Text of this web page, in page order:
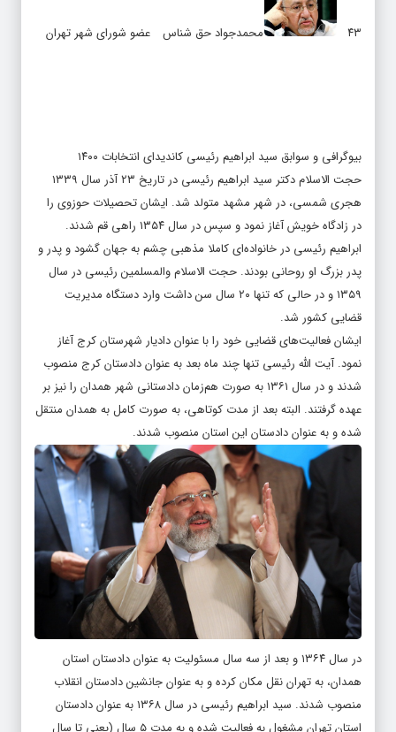
۴۳ محمدجواد حق شناس عضو شورای شهر تهران
بیوگرافی و سوابق سید ابراهیم رئیسی کاندیدای انتخابات ۱۴۰۰
حجت الاسلام دکتر سید ابراهیم رئیسی در تاریخ ۲۳ آذر سال ۱۳۳۹
هجری شمسی، در شهر مشهد متولد شد. ایشان تحصیلات حوزوی را
در زادگاه خویش آغاز نمود و سپس در سال ۱۳۵۴ راهی قم شدند.
ابراهیم رئیسی در خانواده‌ای کاملا مذهبی چشم به جهان گشود و پدر و
پدر بزرگ او روحانی بودند. حجت الاسلام والمسلمین رئیسی در سال
۱۳۵۹ و در حالی که تنها ۲۰ سال سن داشت وارد دستگاه مدیریت
قضایی کشور شد.
ایشان فعالیت‌های قضایی خود را با عنوان دادیار شهرستان کرج آغاز
نمود. آیت الله رئیسی تنها چند ماه بعد به عنوان دادستان کرج منصوب
شدند و در سال ۱۳۶۱ به صورت هم‌زمان دادستانی شهر همدان را نیز بر
عهده گرفتند. البته بعد از مدت کوتاهی، به صورت کامل به همدان منتقل
شده و به عنوان دادستان این استان منصوب شدند.
در سال ۱۳۶۴ و بعد از سه سال مسئولیت به عنوان دادستان استان
همدان، به تهران نقل مکان کرده و به عنوان جانشین دادستان انقلاب
منصوب شدند. سید ابراهیم رئیسی در سال ۱۳۶۸ به عنوان دادستان
استان تهران مشغول به فعالیت شده و به مدت ۵ سال (یعنی تا سال